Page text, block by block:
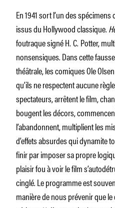
En 1941 sort l’un des
issus du Hollywood classique.
foutraque signé H. C. Potter,
nonsensiques. Dans cette
théâtrale, les comiques Ole
qu’ils ne respectent aucune
spectateurs, arrêtent le film,
bougent les décors,
l’abandonnent, multiplient les
d’effets absurdes qui dynamite
finir par imposer sa propre
plaisir fou à voir le film
cinglé. Le programme est
manière de nous prévenir que